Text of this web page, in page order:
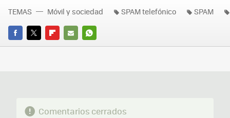
FACEBOOK
TWITTERFLIPBOARD
E-
WHATSAPP
TEMAS Móvil y sociedad SPAM telefónico SPAM
Comentarios cerrados